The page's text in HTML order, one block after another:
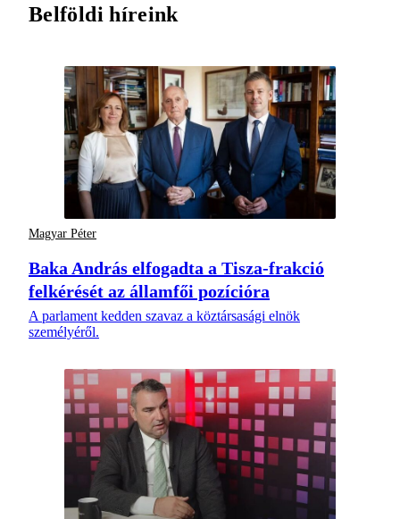
Belföldi híreink
Magyar Péter
Baka András elfogadta a Tisza-frakció
felkérését az államfői pozícióra
A parlament kedden szavaz a köztársasági elnök
személyéről.